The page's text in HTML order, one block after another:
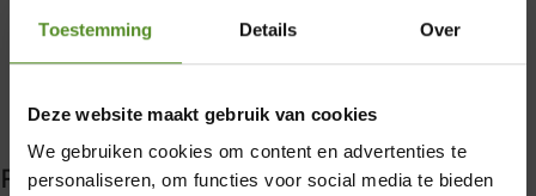
Toestemming Details Over
Deze website maakt gebruik van cookies
We gebruiken cookies om content en advertenties te
personaliseren, om functies voor social media te bieden
Filter producten